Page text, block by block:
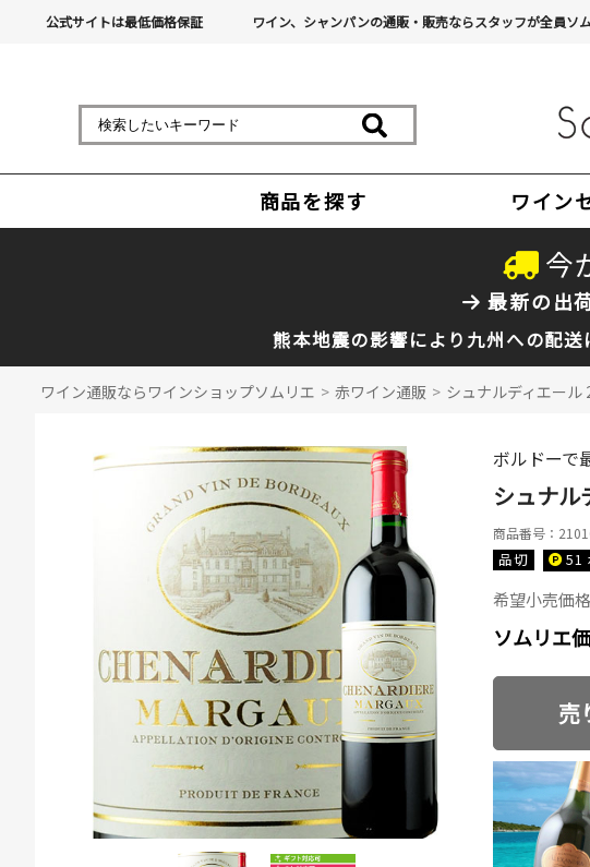
公式サイトは最低価格保証 ワイン、シャンパンの通販・販売ならスタッフが全員ソ
商品を探す ワイン
今
最新の出
熊本地震の影響により九州への配
ワイン通販ならワインショップソムリエ > 赤ワイン通販 > シュナルディエー
ボルドーで
シュナル
商品番号：
品切 51
希望小売価
ソムリエ
売